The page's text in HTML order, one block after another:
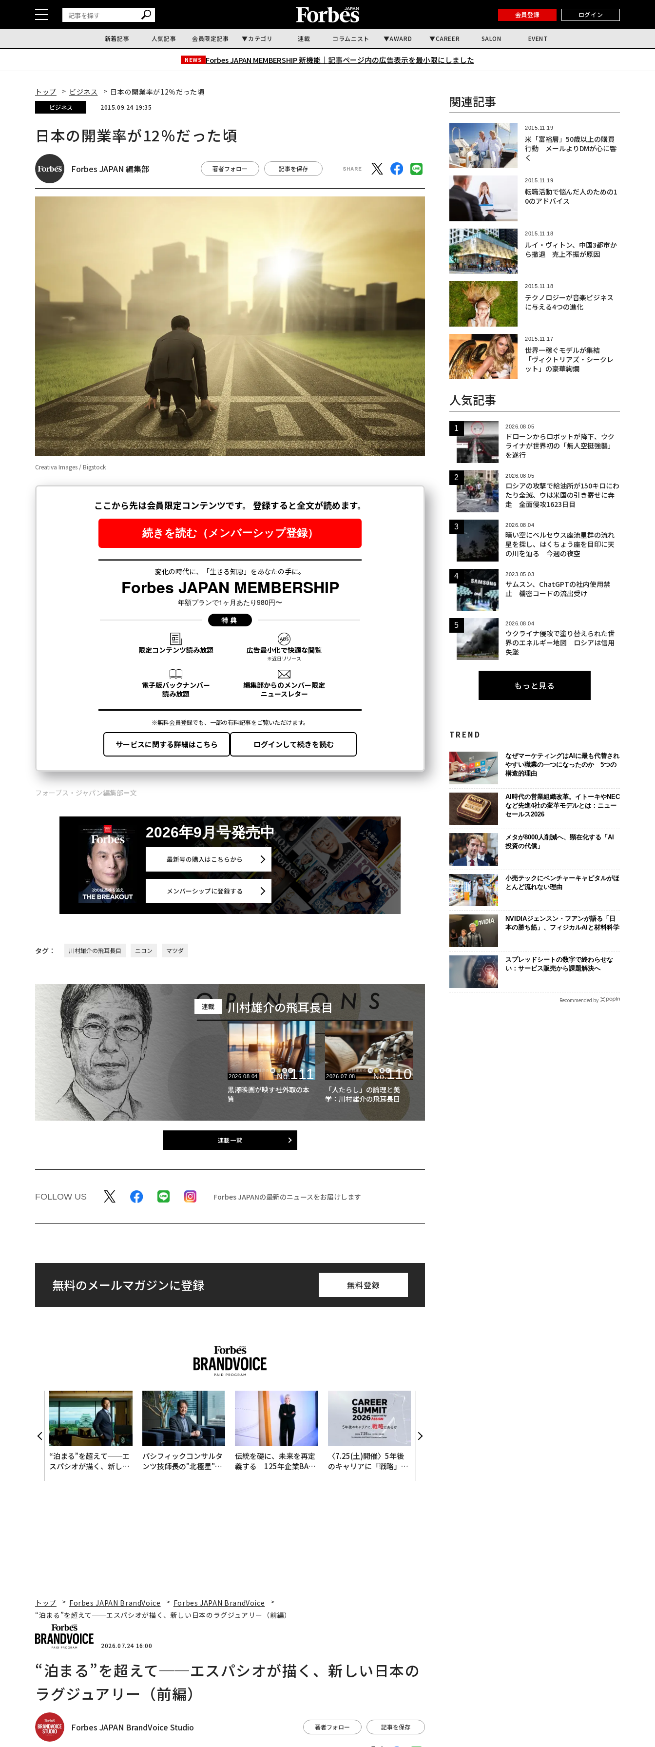
会員登録 ログイン
新着記事 人気記事 会員限定記事 カテゴリ 連載 コラムニスト AWARD CAREER SALON EVENT
NEWS Forbes JAPAN MEMBERSHIP 新機能｜ 記事ページ内の広告表示を最小限にしました
トップ ビジネス 日本の開業率が12％だった頃
ビジネス 2015.09.24 19:35
日本の開業率が12％だった頃
Forbes JAPAN 編集部 著者フォロー 記事を保存
Creativa Images / Bigstock
フォーブス・ジャパン編集部＝文
2026年9月号発売中
最新号の購入はこちらから
メンバーシップに登録する
タグ： 川村雄介の飛耳長目 ニコン マツダ
連載 川村雄介の飛耳長目
2026.08.04 No.111
黒澤映画が映す社外取の本
質
2026.07.08 No.110
「人たらし」の論理と美
学：川村雄介の飛耳長目
連載一覧
FOLLOW US Forbes JAPANの最新のニュースをお届けします
無料のメールマガジンに登録 無料登録
“泊まる”を超えて──エ
スパシオが描く、新しい
パシフィックコンサルタ
ンツ技師長の"北極星"。
伝統を礎に、未来を再定
義する 125年企業BAT
〈7.25(土)開催〉5年後
のキャリアに「戦略」は
関連記事
2015.11.19
米「富裕層」50歳以上の購買
行動 メールよりDMが心に響
く
2015.11.19
転職活動で悩んだ人のための1
0のアドバイス
2015.11.18
ルイ・ヴィトン、中国3都市か
ら撤退 売上不振が原因
2015.11.18
テクノロジーが音楽ビジネス
に与える4つの進化
2015.11.17
世界一稼ぐモデルが集結
「ヴィクトリアズ・シークレ
ット」の豪華絢爛
人気記事
2026.08.05
ドローンからロボットが降下、ウク
ライナが世界初の「無人空挺強襲」
を遂行
2026.08.05
ロシアの攻撃で給油所が150キロにわ
たり全滅、ウは米国の引き寄せに奔
走 全面侵攻1623日目
2026.08.04
暗い空にペルセウス座流星群の流れ
星を探し、はくちょう座を目印に天
の川を辿る 今週の夜空
2023.05.03
サムスン、ChatGPTの社内使用禁
止 機密コードの流出受け
2026.08.04
ウクライナ侵攻で塗り替えられた世
界のエネルギー地図 ロシアは信用
失墜
もっと見る
TREND
なぜマーケティングはAIに最も代替され
やすい職業の一つになったのか 5つの
構造的理由
AI時代の営業組織改革。イトーキやNEC
など先進4社の変革モデルとは：ニュー
セールス2026
メタが8000人削減へ、顕在化する「AI
投資の代償」
小売テックにベンチャーキャピタルがほ
とんど流れない理由
NVIDIAジェンスン・フアンが語る「日
本の勝ち筋」、フィジカルAIと材料科学
スプレッドシートの数字で終わらせな
い：サービス販売から課題解決へ
Recommended by
トップ Forbes JAPAN BrandVoice
Forbes JAPAN BrandVoice
“泊まる”を超えて──エスパシオが描く、新しい日本のラグジュアリー（前編）
2026.07.24 16:00
“泊まる”を超えて──エスパシオが描く、新しい日本の
ラグジュアリー（前編）
Forbes JAPAN BrandVoice Studio 著者フォロー 記事を保存